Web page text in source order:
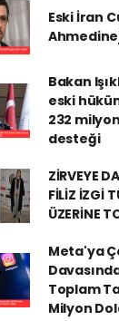
Eski İran
Bakan
eski
232
desteği
ZİRVEYE
FİLİZ İZGİ
ÜZERİNE
Meta'ya
Toplam
Milyon